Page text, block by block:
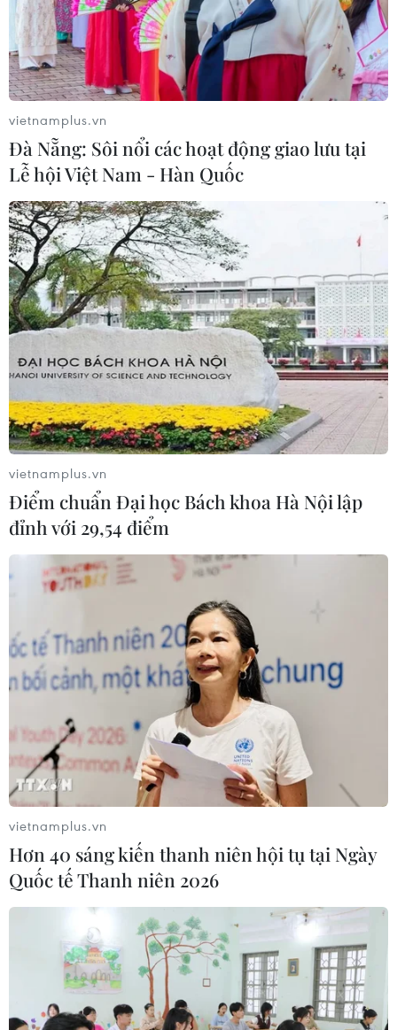
vietnamplus.vn
Đà Nẵng: Sôi nổi các hoạt động giao lưu tại
Lễ hội Việt Nam - Hàn Quốc
vietnamplus.vn
Điểm chuẩn Đại học Bách khoa Hà Nội lập
đỉnh với 29,54 điểm
vietnamplus.vn
Hơn 40 sáng kiến thanh niên hội tụ tại Ngày
Quốc tế Thanh niên 2026